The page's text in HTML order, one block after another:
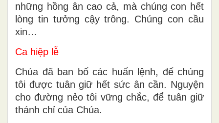
những hồng ân cao cả, mà chúng con hết
lòng tin tưởng cậy trông. Chúng con cầu
xin…
Ca hiệp lễ
Chúa đã ban bố các huấn lệnh, để chúng
tôi được tuân giữ hết sức ân cần. Nguyện
cho đường nẻo tôi vững chắc, để tuân giữ
thánh chỉ của Chúa.